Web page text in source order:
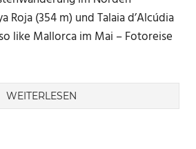
Roja (354 m) und Talaia d’Alcúdia
like Mallorca im Mai – Fotoreise
WEITERLESEN